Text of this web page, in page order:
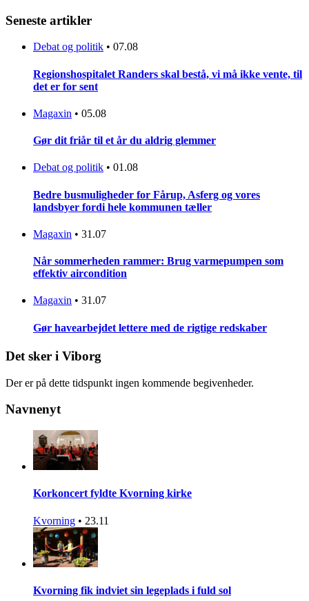
Seneste artikler
Debat og politik • 07.08
Regionshospitalet Randers skal bestå, vi må ikke vente, til
det er for sent
Magaxin • 05.08
Gør dit friår til et år du aldrig glemmer
Debat og politik • 01.08
Bedre busmuligheder for Fårup, Asferg og vores
landsbyer fordi hele kommunen tæller
Magaxin • 31.07
Når sommerheden rammer: Brug varmepumpen som
effektiv aircondition
Magaxin • 31.07
Gør havearbejdet lettere med de rigtige redskaber
Det sker i Viborg
Der er på dette tidspunkt ingen kommende begivenheder.
Navnenyt
Korkoncert fyldte Kvorning kirke
Kvorning • 23.11
Kvorning fik indviet sin legeplads i fuld sol